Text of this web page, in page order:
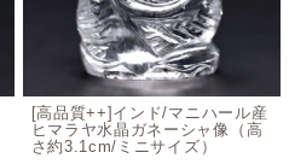
[高品質++]インド/マニハール産
ヒマラヤ水晶ガネーシャ像（高
さ約3.1cm/ミニサイズ）